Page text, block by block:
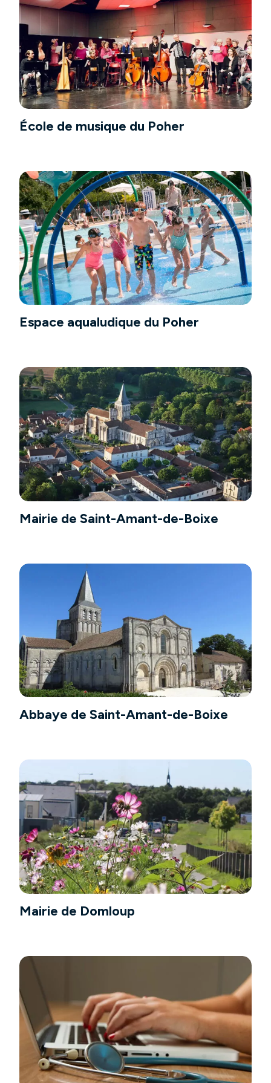
École de musique du Poher
Espace aqualudique du Poher
Mairie de Saint-Amant-de-Boixe
Abbaye de Saint-Amant-de-Boixe
Mairie de Domloup